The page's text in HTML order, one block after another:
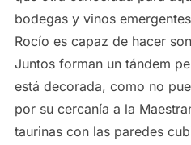
bodegas y vinos
Rocío es capaz de hacer
Juntos forman un tándem
está decorada, como no
por su cercanía a la
taurinas con las paredes